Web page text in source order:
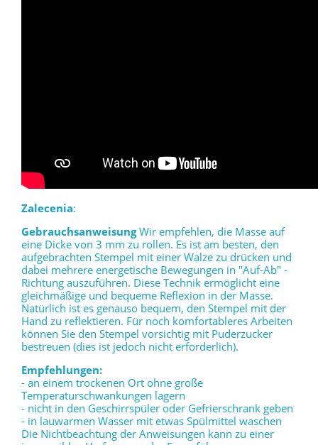
Zalecenia:
GebrauchsanweisungWir empfehlen, die Masse auf
eine Dicke von 3 mm zu rollen. Es ist am besten, den
aufgebrachten Stempel mit einer Walze zu drücken und
dabei mehrere energetische Bewegungen in "Auf-Ab" -
Richtung auszuführen. Diese Technik ermöglicht eine
gleichmäßige und bequeme Reflexion in der Masse.
Natürlich ist es genauso bequem, den Stempel mit der
Hand zu reflektieren. Für noch komfortableres Arbeiten
können Sie den Stempel vorsichtig mit Puderzucker
bestreuen (dies ist jedoch nicht erforderlich).
Empfehlungen:
- an einem trockenen Ort ohne große
Temperaturschwankungen lagern
- nicht in den Geschirrspüler oder Gefrierschrank geben
- in lauwarmen Wasser mit etwas Spülmittel waschen
Die Nichtbeachtung der Anweisungen kann zu einer